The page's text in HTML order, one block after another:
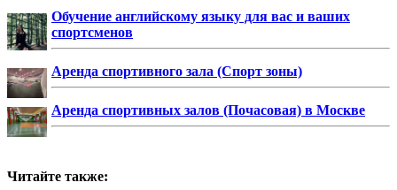
Обучение английскому языку для вас и ваших
спортсменов
Аренда спортивного зала (Спорт зоны)
Аренда спортивных залов (Почасовая) в Москве
Читайте также: